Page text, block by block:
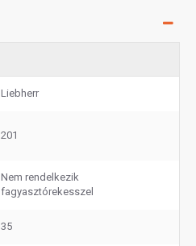
Liebherr
201
Nem rendelkezik
fagyasztórekesszel
35